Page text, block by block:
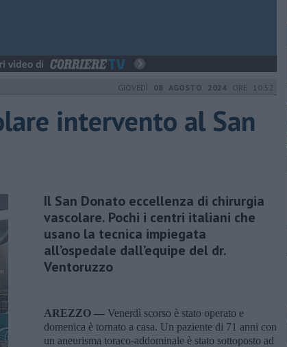
GIOVEDÌ 08 AGOSTO 2024 ORE 10:52
intervento al San
Il San Donato eccellenza di chirurgia
vascolare. Pochi i centri italiani che
usano la tecnica impiegata
all’ospedale dall’equipe del dr.
Ventoruzzo
AREZZO — Venerdì scorso è stato operato e
domenica è tornato a casa. Un paziente di 71 anni con
un aneurisma toraco-addominale è stato sottoposto ad